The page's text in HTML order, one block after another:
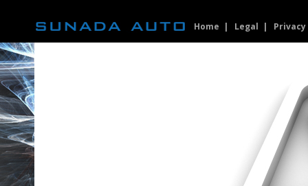
Home Legal